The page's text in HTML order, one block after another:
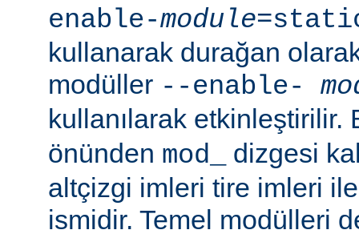
enable-module
kullanarak durağan
modüller --enable-
kullanılarak
önünden mod_
dizgesi
altçizgi imleri tire imleri
ismidir. Temel modülleri